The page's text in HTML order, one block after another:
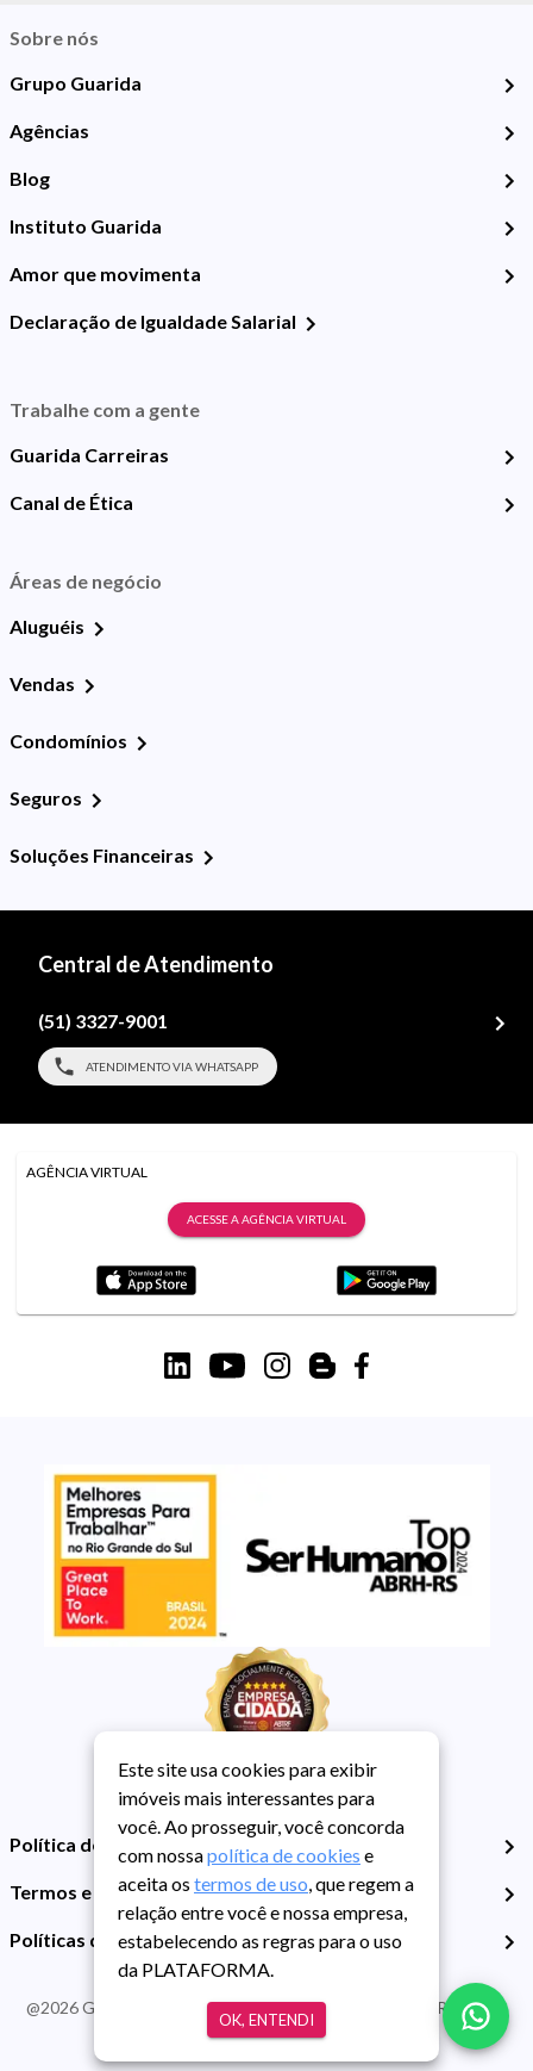
Sobre nós
Grupo Guarida
Agências
Blog
Instituto Guarida
Amor que movimenta
Declaração de Igualdade Salarial
Trabalhe com a gente
Guarida Carreiras
Canal de Ética
Áreas de negócio
Aluguéis
Vendas
Condomínios
Seguros
Soluções Financeiras
Central de Atendimento
(51) 3327-9001
ATENDIMENTO VIA WHATSAPP
AGÊNCIA VIRTUAL
ACESSE A AGÊNCIA VIRTUAL
Política de Privacidade
Termos e Condições de Uso
Políticas de Cookies
@2026Guarida Imóvel. Todos os direitos reservados. CRECI RS -
413J | CNPJ Guarida: 89.398.606/0001-30
Este site usa cookies para exibir
imóveis mais interessantes para
você. Ao prosseguir, você concorda
com nossapolítica de cookies e
aceita os termos de uso, que regem a
relação entre você e nossa empresa,
estabelecendo as regras para o uso
da PLATAFORMA.
OK, ENTENDI